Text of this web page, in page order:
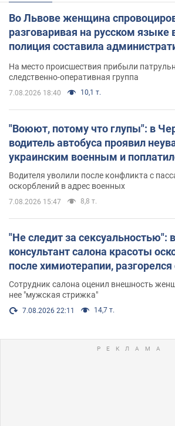
Во Львове женщина
разговаривая на русском языке
полиция составила
протокол. Видео
На место происшествия прибыли
следственно-оперативная группа
7.08.2026 18:40 10,1 т.
"Воюют, потому что глупы": в
водитель автобуса проявил
украинским военным и
Водителя уволили после конфликта с
оскорблений в адрес военных
7.08.2026 15:47 8,8 т.
"Не следит за сексуальностью":
консультант салона красоты
после химиотерапии,
Сотрудник салона оценил внешность
нее "мужская стрижка"
7.08.2026 22:11 14,7 т.